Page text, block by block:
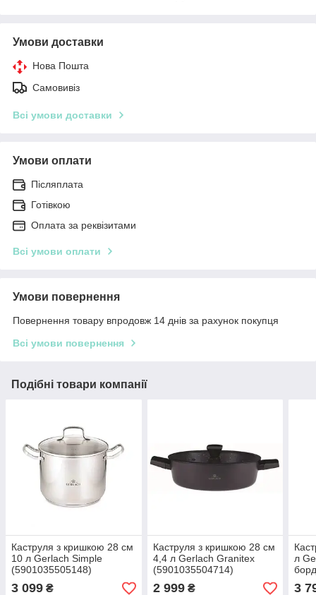
Умови доставки
Нова Пошта
Самовивіз
Всі умови доставки
Умови оплати
Післяплата
Готівкою
Оплата за реквізитами
Всі умови оплати
Умови повернення
Повернення товару впродовж 14 днів за рахунок покупця
Всі умови повернення
Подібні товари компанії
Каструля з кришкою 28 см
10 л Gerlach Simple
(5901035505148)
3 099 ₴
Каструля з кришкою 28 см
4,4 л Gerlach Granitex
(5901035504714)
2 999₴
л
3